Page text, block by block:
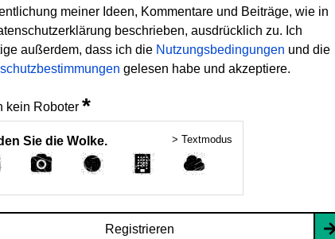
meiner Ideen, Kommentare und Beiträge, wie in
beschrieben, ausdrücklich zu. Ich
außerdem, dass ich die Nutzungsbedingungen und die
gelesen habe und akzeptiere.
kein Roboter *
Sie die Wolke. > Textmodus
Registrieren